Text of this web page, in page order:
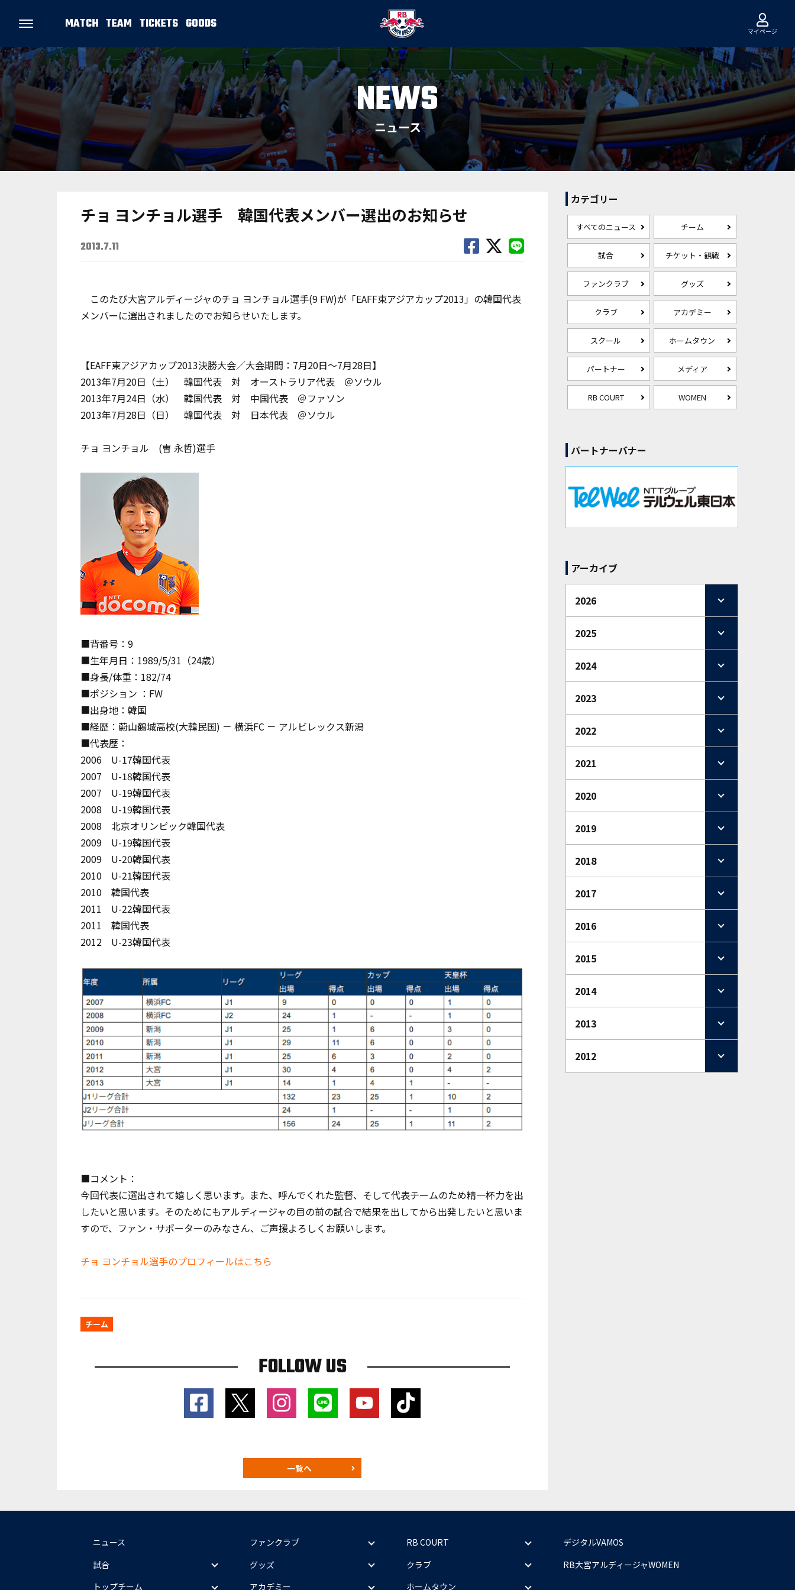
MATCH TEAM TICKETS GOODS マイページ
NEWS
ニュース
チョ ヨンチョル選手 韓国代表メンバー選出のお知らせ
2013.7.11
このたび大宮アルディージャのチョ ヨンチョル選手(9 FW)が「EAFF東アジアカップ2013」の韓国代表
メンバーに選出されましたのでお知らせいたします。
【EAFF東アジアカップ2013決勝大会／大会期間：7月20日～7月28日】
2013年7月20日（土） 韓国代表 対 オーストラリア代表 ＠ソウル
2013年7月24日（水） 韓国代表 対 中国代表 ＠ファソン
2013年7月28日（日） 韓国代表 対 日本代表 ＠ソウル
チョ ヨンチョル (曺 永哲)選手
■背番号：9
■生年月日：1989/5/31（24歳）
■身長/体重：182/74
■ポジション ：FW
■出身地：韓国
■経歴：蔚山鶴城高校(大韓民国) － 横浜FC － アルビレックス新潟
■代表歴：
2006 U-17韓国代表
2007 U-18韓国代表
2007 U-19韓国代表
2008 U-19韓国代表
2008 北京オリンピック韓国代表
2009 U-19韓国代表
2009 U-20韓国代表
2010 U-21韓国代表
2010 韓国代表
2011 U-22韓国代表
2011 韓国代表
2012 U-23韓国代表
■コメント：
今回代表に選出されて嬉しく思います。また、呼んでくれた監督、そして代表チームのため精一杯力を出
したいと思います。そのためにもアルディージャの目の前の試合で結果を出してから出発したいと思いま
すので、ファン・サポーターのみなさん、ご声援よろしくお願いします。
チョ ヨンチョル選手のプロフィールはこちら
チーム
FOLLOW US
一覧へ
カテゴリー
すべてのニュース チーム
試合 チケット・観戦
ファンクラブ グッズ
クラブ アカデミー
スクール ホームタウン
パートナー メディア
RB COURT WOMEN
パートナーバナー
アーカイブ
2026
2025
2024
2023
2022
2021
2020
2019
2018
2017
2016
2015
2014
2013
2012
ニュース
試合
トップチーム
ファンクラブ
グッズ
アカデミー
RB COURT
クラブ
ホームタウン
デジタルVAMOS
RB大宮アルディージャWOMEN